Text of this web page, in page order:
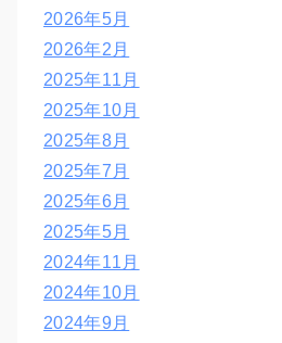
2026年5月
2026年2月
2025年11月
2025年10月
2025年8月
2025年7月
2025年6月
2025年5月
2024年11月
2024年10月
2024年9月